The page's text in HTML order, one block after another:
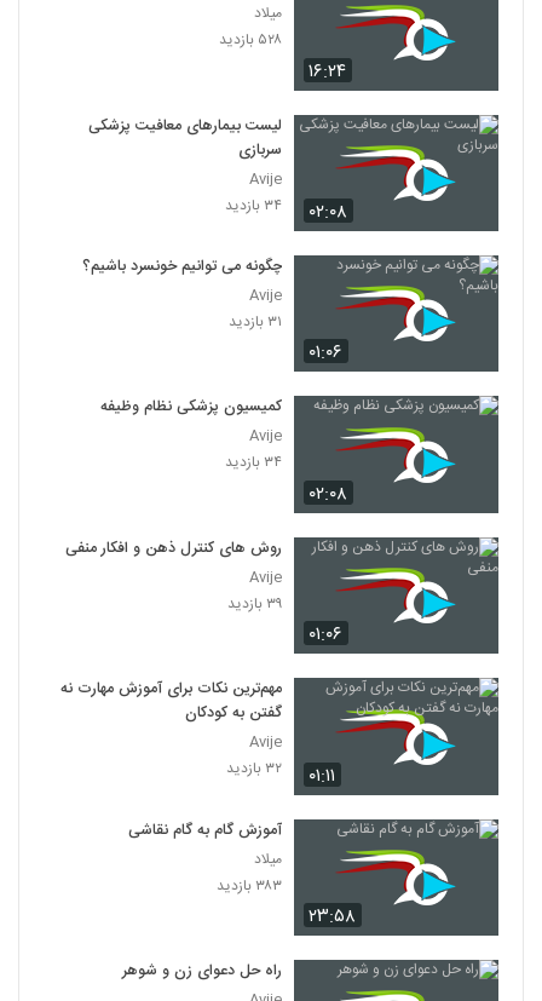
۱۶:۲۴
میلاد
۵۲۸ بازدید
۰۲:۰۸
لیست بیمارهای معافیت پزشکی
سربازی
Avije
۳۴ بازدید
۰۱:۰۶
چگونه می توانیم خونسرد باشیم؟
Avije
۳۱ بازدید
۰۲:۰۸
کمیسیون پزشکی نظام وظیفه
Avije
۳۴ بازدید
۰۱:۰۶
روش های کنترل ذهن و افکار منفی
Avije
۳۹ بازدید
۰۱:۱۱
مهم‌ترین نکات برای آموزش مهارت نه
گفتن به کودکان
Avije
۳۲ بازدید
۲۳:۵۸
آموزش گام به گام نقاشی
میلاد
۳۸۳ بازدید
راه حل دعوای زن و شوهر